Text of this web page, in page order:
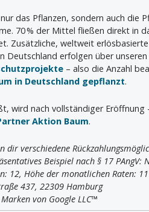
das Pflanzen, sondern auch
70 % der Mittel fließen direkt in
Zusätzliche, weltweit
Deutschland erfolgen über
– also die Anzahl
in Deutschland gepflanzt.
wird nach vollständiger
Aktion Baum.
dir verschiedene
Beispiel nach § 17
12, Höhe der monatlichen Raten:
437, 22309 Hamburg
von Google LLC™